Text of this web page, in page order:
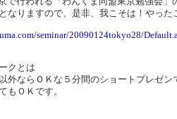
なりますので、是非、我こそは！やっ
seminar/20090124tokyo28/
クとは
外ならＯＫな５分間のショートプレゼン
もＯＫです。